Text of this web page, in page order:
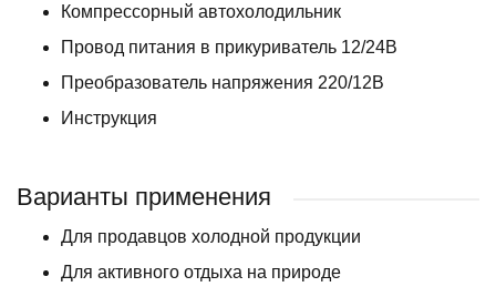
Компрессорный автохолодильник
Провод питания в прикуриватель 12/24В
Преобразователь напряжения 220/12В
Инструкция
Варианты применения
Для продавцов холодной продукции
Для активного отдыха на природе